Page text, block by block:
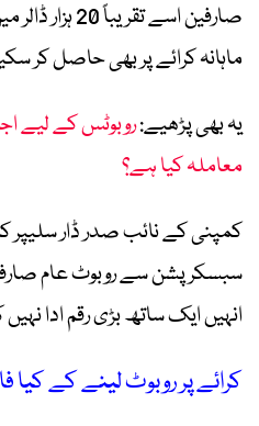
ماہانہ کرائے پر بھی حاصل کر
یہ بھی پڑھیے:روبوٹس کے لیے
معاملہ کیا ہے؟
کمپنی کے نائب صدر ڈار سلیپر
سبسکرپشن سے روبوٹ عام
انہیں ایک ساتھ بڑی رقم ادا
کرائے پر روبوٹ لینے کے کیا